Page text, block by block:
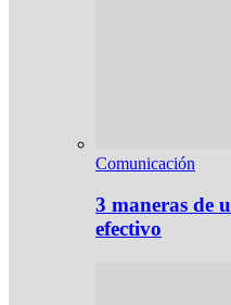
Comunicación
3 maneras de
efectivo